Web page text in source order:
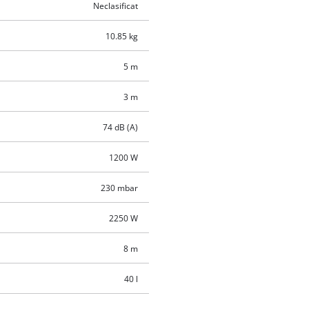
Neclasificat
10.85 kg
5 m
3 m
74 dB (A)
1200 W
230 mbar
2250 W
8 m
40 l